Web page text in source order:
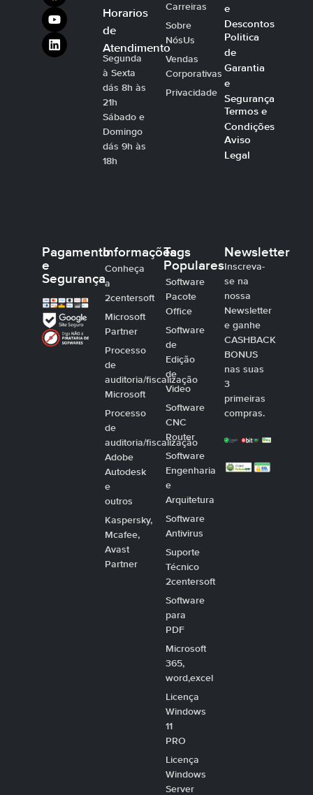
Horarios
de
Atendimento
Segunda
à Sexta
dás 8h às
21h
Sábado e
Domingo
dás 9h às
18h
Carreiras
Sobre
NósUs
Vendas
Corporativas
Privacidade
e
Descontos
Politica
de
Garantia
e
Segurança
Termos e
Condições
Aviso
Legal
Pagamento
e
Segurança
Informações
Conheça
a
2centersoft
Microsoft
Partner
Processo
de
auditoria/fiscalização
Microsoft
Processo
de
auditoria/fiscalização
Adobe
Autodesk
e
outros
Kaspersky,
Mcafee,
Avast
Partner
Tags
Populares
Software
Pacote
Office
Software
de
Edição
de
Video
Software
CNC
Router
Software
Engenharia
e
Arquitetura
Software
Antivirus
Suporte
Técnico
2centersoft
Software
para
PDF
Microsoft
365,
word,excel
Licença
Windows
11
PRO
Licença
Windows
Server
Newsletter
Inscreva-
se na
nossa
Newsletter
e ganhe
CASHBACK
BONUS
nas suas
3
primeiras
compras.